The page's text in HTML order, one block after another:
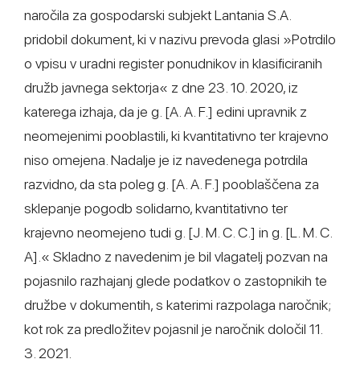
naročila za gospodarski subjekt Lantania S.A.
pridobil dokument, ki v nazivu prevoda glasi »Potrdilo
o vpisu v uradni register ponudnikov in klasificiranih
družb javnega sektorja« z dne 23. 10. 2020, iz
katerega izhaja, da je g. [A. A. F.] edini upravnik z
neomejenimi pooblastili, ki kvantitativno ter krajevno
niso omejena. Nadalje je iz navedenega potrdila
razvidno, da sta poleg g. [A. A. F.] pooblaščena za
sklepanje pogodb solidarno, kvantitativno ter
krajevno neomejeno tudi g. [J. M. C. C.] in g. [L. M. C.
A].« Skladno z navedenim je bil vlagatelj pozvan na
pojasnilo razhajanj glede podatkov o zastopnikih te
družbe v dokumentih, s katerimi razpolaga naročnik;
kot rok za predložitev pojasnil je naročnik določil 11.
3. 2021.